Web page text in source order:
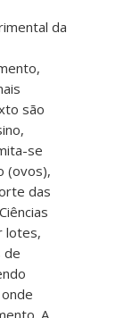
da
são
se
(ovos),
das
lotes,
de
A